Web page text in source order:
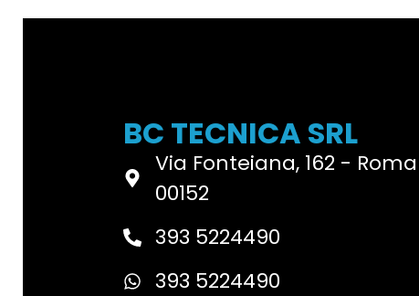
BC TECNICA SRL
Via Fonteiana, 162 - Roma
00152
393 5224490
393 5224490